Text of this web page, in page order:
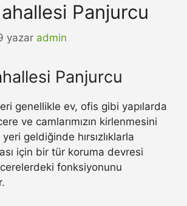
Panjurcu
yazar admin
Panjurcu
genellikle ev, ofis gibi yapılarda
ve camlarımızın kirlenmesini
geldiğinde hırsızlıklarla
için bir tür koruma devresi
fonksiyonunu